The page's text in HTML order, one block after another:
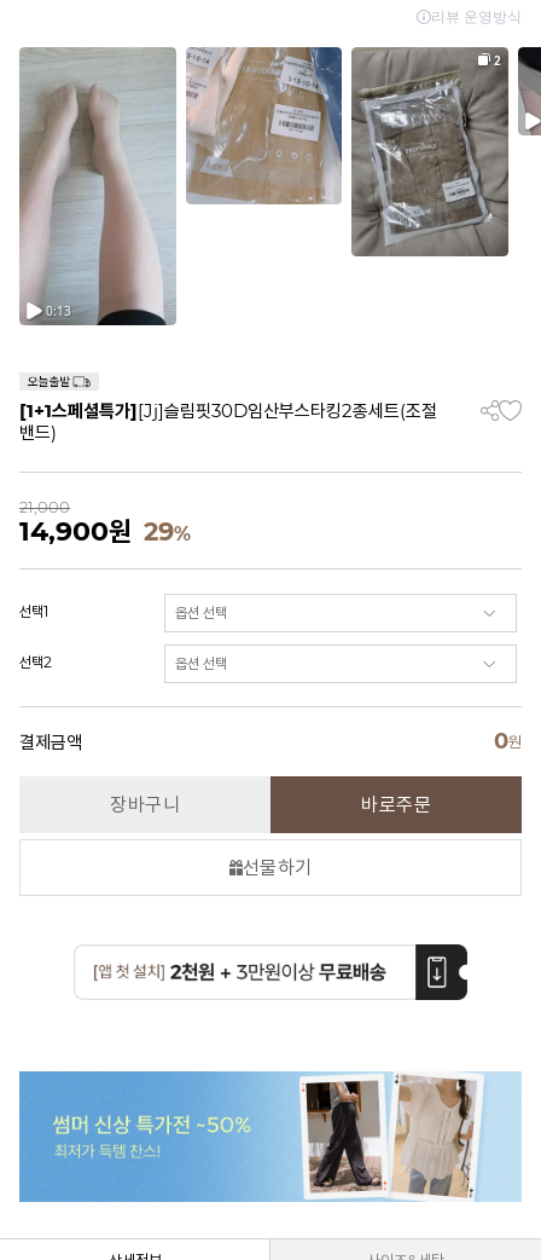
[1+1스페셜특가][Jj]슬림핏30D임산부스타킹2종세트(조절
밴드)
21,000
14,900원 29%
선택1
선택2
결제금액 0원
장바구니 바로주문
선물하기